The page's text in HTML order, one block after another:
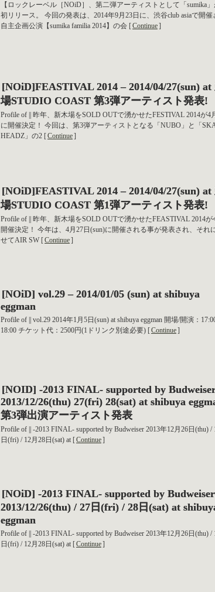
【ロックレーベル［NOiD］、第二弾アーティストとして「sumika」
初リリース。 今回の発表は、2014年9月23日に、渋谷club asiaで開催
自主企画公演【sumika familia 2014】の会 [Continue]
[NOiD]FEASTIVAL 2014 – 2014/04/27(sun) at
場STUDIO COAST 第3弾アーティスト発表!
Profile of || 昨年、新木場をSOLD OUTで湧かせたFESTIVAL 2014が4
に開催決定！ 今回は、第3弾アーティストとなる「NUBO」と「
HEADZ」の2 [Continue]
[NOiD]FEASTIVAL 2014 – 2014/04/27(sun) at
場STUDIO COAST 第1弾アーティスト発表!
Profile of || 昨年、新木場をSOLD OUTで湧かせたFEASTIVAL 2014が
開催決定！ 今年は、4月27日(sun)に開催される事が発表され、それ
せてAIR SW [Continue]
[NOiD] vol.29 – 2014/01/05 (sun) at shibuya
eggman
Profile of || vol.29 2014年1月5日(sun) at shibuya eggman 開場/開演：
18:00 チケット代：2500円(1ドリンク別途必要) [Continue]
[NOID] -2013 FINAL- supported by
2013/12/26(thu) 27(fri) 28(sat) at shibuya
第3弾出演アーティスト発表
Profile of || -2013 FINAL- supported by Budweiser 2013年12月26日(thu) /
日(fri) / 12月28日(sat) at [Continue]
[NOiD] -2013 FINAL- supported by Budweiser
2013/12/26(thu) / 27日(fri) / 28日(sat) at
eggman
Profile of || -2013 FINAL- supported by Budweiser 2013年12月26日(thu) /
日(fri) / 12月28日(sat) at [Continue]